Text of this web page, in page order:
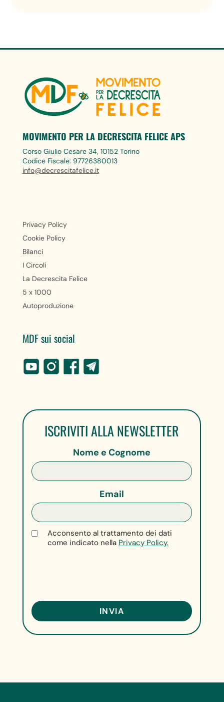
MOVIMENTO PER LA DECRESCITA FELICE APS
Corso Giulio Cesare 34, 10152 Torino
Codice Fiscale: 97726380013
info@decrescitafelice.it
Privacy Policy
Cookie Policy
Bilanci
I Circoli
La Decrescita Felice
5 x 1000
Autoproduzione
MDF sui social
ISCRIVITI ALLA NEWSLETTER
Nome e Cognome
Email
Acconsento al trattamento dei dati
come indicato nella Privacy Policy.